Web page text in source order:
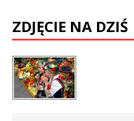
ZDJĘCIE NA DZIŚ